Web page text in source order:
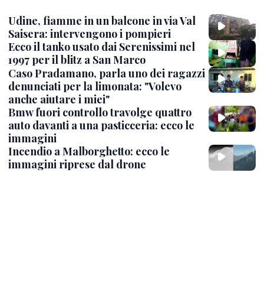
Udine, fiamme in un balcone in via Val
Saisera: intervengono i pompieri
Ecco il tanko usato dai Serenissimi nel
1997 per il blitz a San Marco
Caso Pradamano, parla uno dei ragazzi
denunciati per la limonata: "Volevo
anche aiutare i miei"
Bmw fuori controllo travolge quattro
auto davanti a una pasticceria: ecco le
immagini
Incendio a Malborghetto: ecco le
immagini riprese dal drone